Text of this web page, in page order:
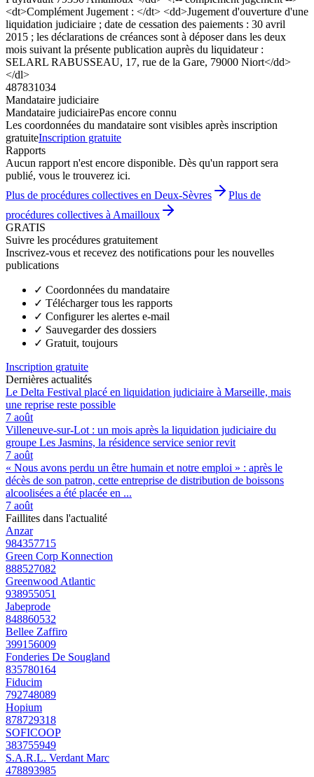
<dt>Complément Jugement : </dt> <dd>Jugement d'ouverture d'une
liquidation judiciaire ; date de cessation des paiements : 30 avril
2015 ; les déclarations de créances sont à déposer dans les deux
mois suivant la présente publication auprès du liquidateur :
SELARL RABUSSEAU, 17, rue de la Gare, 79000 Niort</dd>
</dl>
487831034
Mandataire judiciaire
Mandataire judiciairePas encore connu
Les coordonnées du mandataire sont visibles après inscription
gratuiteInscription gratuite
Rapports
Aucun rapport n'est encore disponible. Dès qu'un rapport sera
publié, vous le trouverez ici.
Plus de procédures collectives en Deux-Sèvres
Plus de
procédures collectives à Amailloux
GRATIS
Suivre les procédures gratuitement
Inscrivez-vous et recevez des notifications pour les nouvelles
publications
✓ Coordonnées du mandataire
✓ Télécharger tous les rapports
✓ Configurer les alertes e-mail
✓ Sauvegarder des dossiers
✓ Gratuit, toujours
Inscription gratuite
Dernières actualités
Le Delta Festival placé en liquidation judiciaire à Marseille, mais
une reprise reste possible
7 août
Villeneuve-sur-Lot : un mois après la liquidation judiciaire du
groupe Les Jasmins, la résidence service senior revit
7 août
« Nous avons perdu un être humain et notre emploi » : après le
décès de son patron, cette entreprise de distribution de boissons
alcoolisées a été placée en ...
7 août
Faillites dans l'actualité
Anzar
984357715
Green Corp Konnection
888527082
Greenwood Atlantic
938955051
Jabeprode
848860532
Bellee Zaffiro
399156009
Fonderies De Sougland
835780164
Fiducim
792748089
Hopium
878729318
SOFICOOP
383755949
S.A.R.L. Verdant Marc
478893985